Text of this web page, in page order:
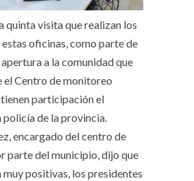
quinta visita que realizan los
oficinas, como parte de
a la comunidad que
el Centro de monitoreo
participación el
policía de la provincia.
encargado del centro de
parte del municipio, dijo que
muy positivas, los presidentes